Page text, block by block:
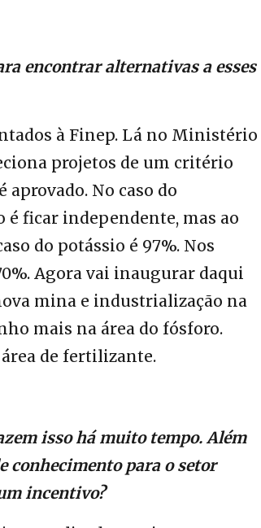
encontrar alternativas a esses
à Finep. Lá no Ministério
projetos de um critério
No caso do
é ficar independente, mas ao
do potássio é 97%. Nos
Agora vai inaugurar daqui
mina e industrialização na
mais na área do fósforo.
de fertilizante.
isso há muito tempo. Além
conhecimento para o setor
incentivo?